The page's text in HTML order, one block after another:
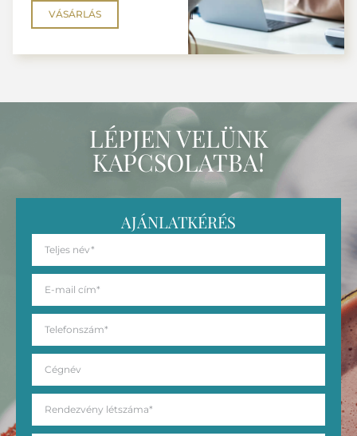
VÁSÁRLÁS
LÉPJEN VELÜNK
KAPCSOLATBA!
AJÁNLATKÉRÉS